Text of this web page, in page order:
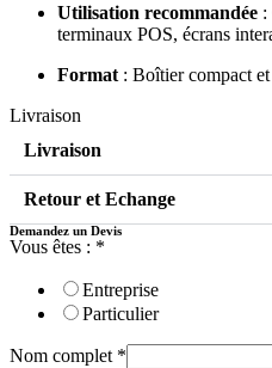
Utilisation recommandée :
terminaux POS, écrans
Format : Boîtier compact
Livraison
Livraison
Retour et Echange
Demandez un Devis
Vous êtes : *
Entreprise
Particulier
Nom complet *